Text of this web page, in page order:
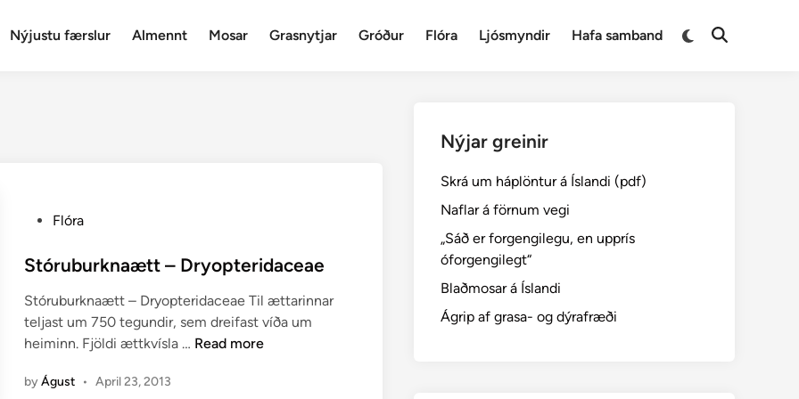
Nýjustu færslur Almennt Mosar Grasnytjar Gróður Flóra Ljósmyndir Hafa samband
Switch
Open
s
e
d
i
Flóra
Stóruburknaætt – Dryopteridaceae
Stóruburknaætt – Dryopteridaceae Til ættarinnar
teljast um 750 tegundir, sem dreifast víða um
heiminn. Fjöldi ættkvísla … S
Read more
byÁgust • April 23, 2013
Nýjar greinir
Skrá um háplöntur á Íslandi (pdf)
Naflar á förnum vegi
„Sáð er forgengilegu, en upprís
óforgengilegt“
Blaðmosar á Íslandi
Ágrip af grasa- og dýrafræði